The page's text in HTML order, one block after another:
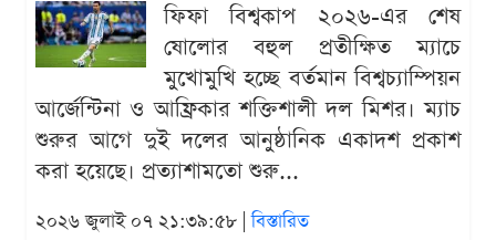
ফিফা বিশ্বকাপ ২০২৬-এর শেষ
ষোলোর বহুল প্রতীক্ষিত ম্যাচে
মুখোমুখি হচ্ছে বর্তমান বিশ্বচ্যাম্পিয়ন
আর্জেন্টিনা ও আফ্রিকার শক্তিশালী দল মিশর। ম্যাচ
শুরুর আগে দুই দলের আনুষ্ঠানিক একাদশ প্রকাশ
করা হয়েছে। প্রত্যাশামতো শুরু...
২০২৬ জুলাই ০৭ ২১:৩৯:৫৮ |বিস্তারিত